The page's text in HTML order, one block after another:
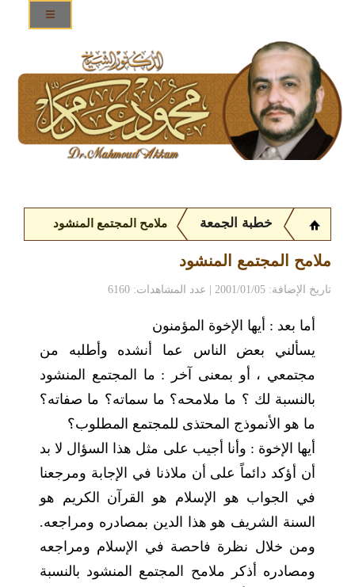
خطبة الجمعة ملامح المجتمع المنشود
ملامح المجتمع المنشود
تاريخ الإضافة: 2001/01/05 | عدد المشاهدات: 6160
أما بعد : أيها الإخوة المؤمنون
يسألني بعض الناس عما أنشده وأطلبه من
مجتمعي ، أو بمعنى آخر : ما المجتمع المنشود
بالنسبة لك ؟ ما ملامحه؟ ما سماته؟ ما صفاته؟
ما هو الأنموذج المحتذى للمجتمع المطلوب؟
أيها الإخوة : وأنا أجيب على مثل هذا السؤال لا بد
أن أؤكد دائماً على أن ملاذنا في الإجابة ومرجعنا
في الجواب هو الإسلام هو القرآن الكريم هو
السنة الشريف هو هذا الدين بمصادره ومراجعه.
ومن خلال نظرة فاحصة في الإسلام ومراجعه
ومصادره أذكر ملامح المجتمع المنشود بالنسبة